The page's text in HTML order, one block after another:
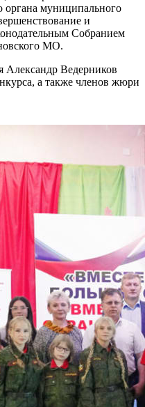
органа муниципального
и
Собранием
МО.
Александр Ведерников
а также членов жюри